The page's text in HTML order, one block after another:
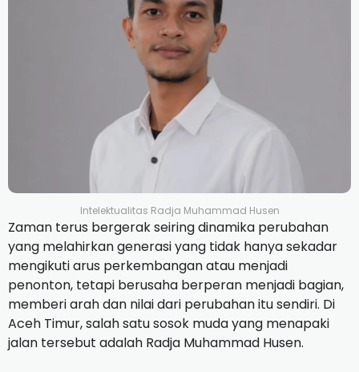
Intelektualitas Radja Muhammad Husen
Zaman terus bergerak seiring dinamika perubahan
yang melahirkan generasi yang tidak hanya sekadar
mengikuti arus perkembangan atau menjadi
penonton, tetapi berusaha berperan menjadi bagian,
memberi arah dan nilai dari perubahan itu sendiri. Di
Aceh Timur, salah satu sosok muda yang menapaki
jalan tersebut adalah Radja Muhammad Husen.